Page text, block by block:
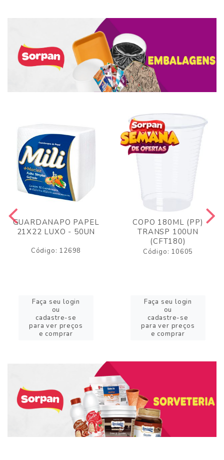
GUARDANAPO PAPEL
21X22 LUXO - 50UN
Código: 12698
Faça seu login
ou
cadastre-se
para ver preços
e comprar
COPO 180ML (PP)
TRANSP 100UN
(CFT180)
Código: 10605
Faça seu login
ou
cadastre-se
para ver preços
e comprar